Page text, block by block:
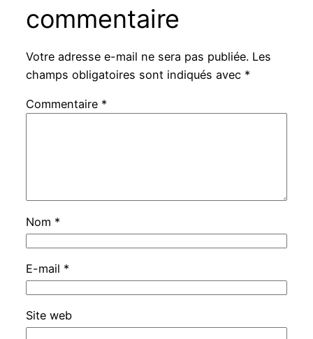
commentaire
Votre adresse e-mail ne sera pas publiée. Les
champs obligatoires sont indiqués avec *
Commentaire *
Nom *
E-mail *
Site web